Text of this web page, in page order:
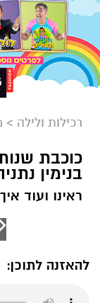
רכילות ולילה >
בנימין
ראינו ועוד
להאזנה לתוכן: